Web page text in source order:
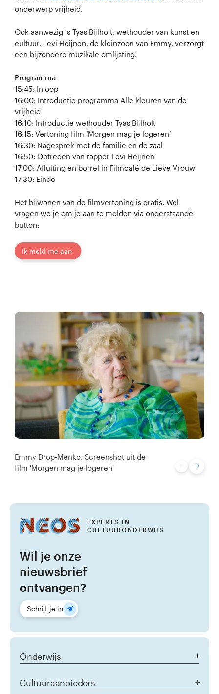
onderwerp vrijheid.
Ook aanwezig is Tyas Bijlholt, wethouder van kunst en
cultuur. Levi Heijnen, de kleinzoon van Emmy, verzorgt
een bijzondere muzikale omlijsting.
Programma
15:45: Inloop
16:00: Introductie programma Alle kleuren van de
vrijheid
16:10: Introductie wethouder Tyas Bijlholt
16:15: Vertoning film ‘Morgen mag je logeren’
16:30: Nagesprek met de familie en de zaal
16:50: Optreden van rapper Levi Heijnen
17:00: Afluiting en borrel in Filmcafé de Lieve Vrouw
17:30: Einde
Het bijwonen van de filmvertoning is gratis. Wel
vragen we je om je aan te melden via onderstaande
button:
Ik meld me aan
Emmy Drop-Menko. Screenshot uit de
film 'Morgen mag je logeren'
EXPERTS IN
CULTUURONDERWIJS
Wil je onze
nieuwsbrief
ontvangen?
Schrijf je in
Onderwijs
Het jonge kind
Cultuuraanbieders